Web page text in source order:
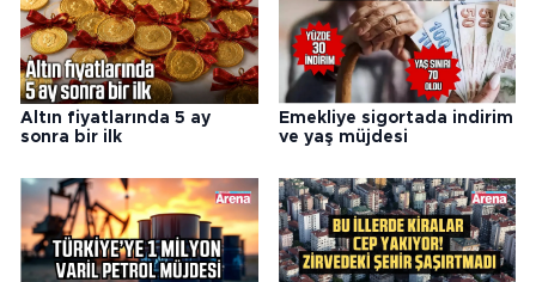
Altın fiyatlarında 5 ay
sonra bir ilk
Emekliye sigortada indirim
ve yaş müjdesi